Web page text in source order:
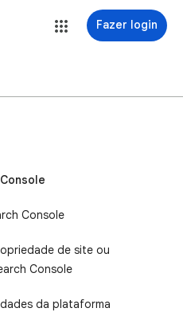
Fazer login
Console
de site ou
Console
da plataforma